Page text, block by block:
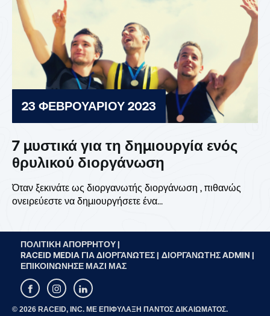
23 ΦΕΒΡΟΥΑΡΊΟΥ 2023
7 μυστικά για τη δημιουργία ενός
θρυλικού διοργάνωση
Όταν ξεκινάτε ως διοργανωτής διοργάνωση , πιθανώς
ονειρεύεστε να δημιουργήσετε ένα...
ΠΟΛΙΤΙΚΉ ΑΠΟΡΡΉΤΟΥ |
RACEID MEDIA ΓΙΑ ΔΙΟΡΓΑΝΩΤΈΣ | ΔΙΟΡΓΑΝΩΤΉΣ ADMIN |
ΕΠΙΚΟΙΝΏΝΗΣΕ ΜΑΖΊ ΜΑΣ
© 2026 RACEID, INC. ΜΕ ΕΠΙΦΎΛΑΞΗ ΠΑΝΤΌΣ ΔΙΚΑΙΏΜΑΤΟΣ.